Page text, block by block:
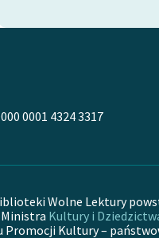
0001 4324 3317
Wolne Lektury
Kultury i
Promocji Kultury –